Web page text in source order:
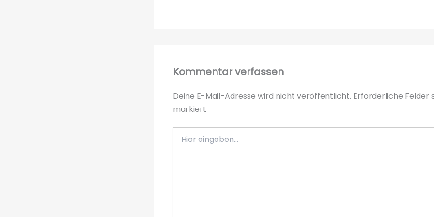
Kommentar verfassen
Deine E-Mail-Adresse wird nicht veröffentlicht. Erforderliche Felder
markiert
eingeben…